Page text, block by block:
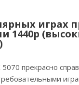
играх
1440p
прекрасно